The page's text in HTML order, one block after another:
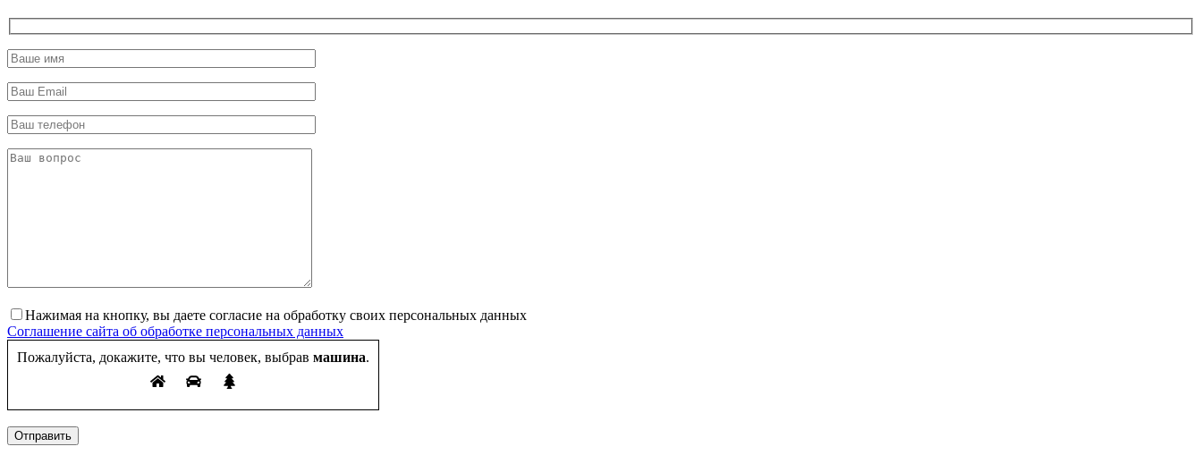
Нажимая на кнопку, вы даете согласие на обработку своих персональных данных
Соглашение сайта об обработке персональных данных
Пожалуйста, докажите, что вы человек, выбрав машина.
Отправить